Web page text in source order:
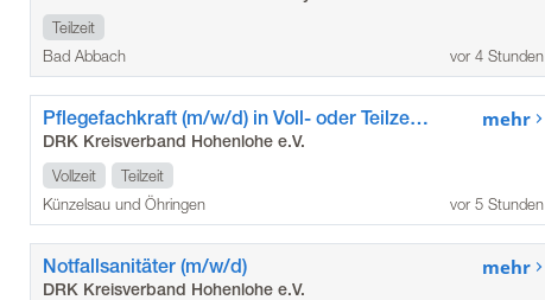
Teilzeit
Bad Abbach
vor 4 Stunden
Pflegefachkraft (m/w/d) in Voll- oder Teilzeit, Minijob
DRK Kreisverband Hohenlohe e.V.
Vollzeit
Teilzeit
Künzelsau und Öhringen
mehr
vor 5 Stunden
Notfallsanitäter (m/w/d)
DRK Kreisverband Hohenlohe e.V.
mehr